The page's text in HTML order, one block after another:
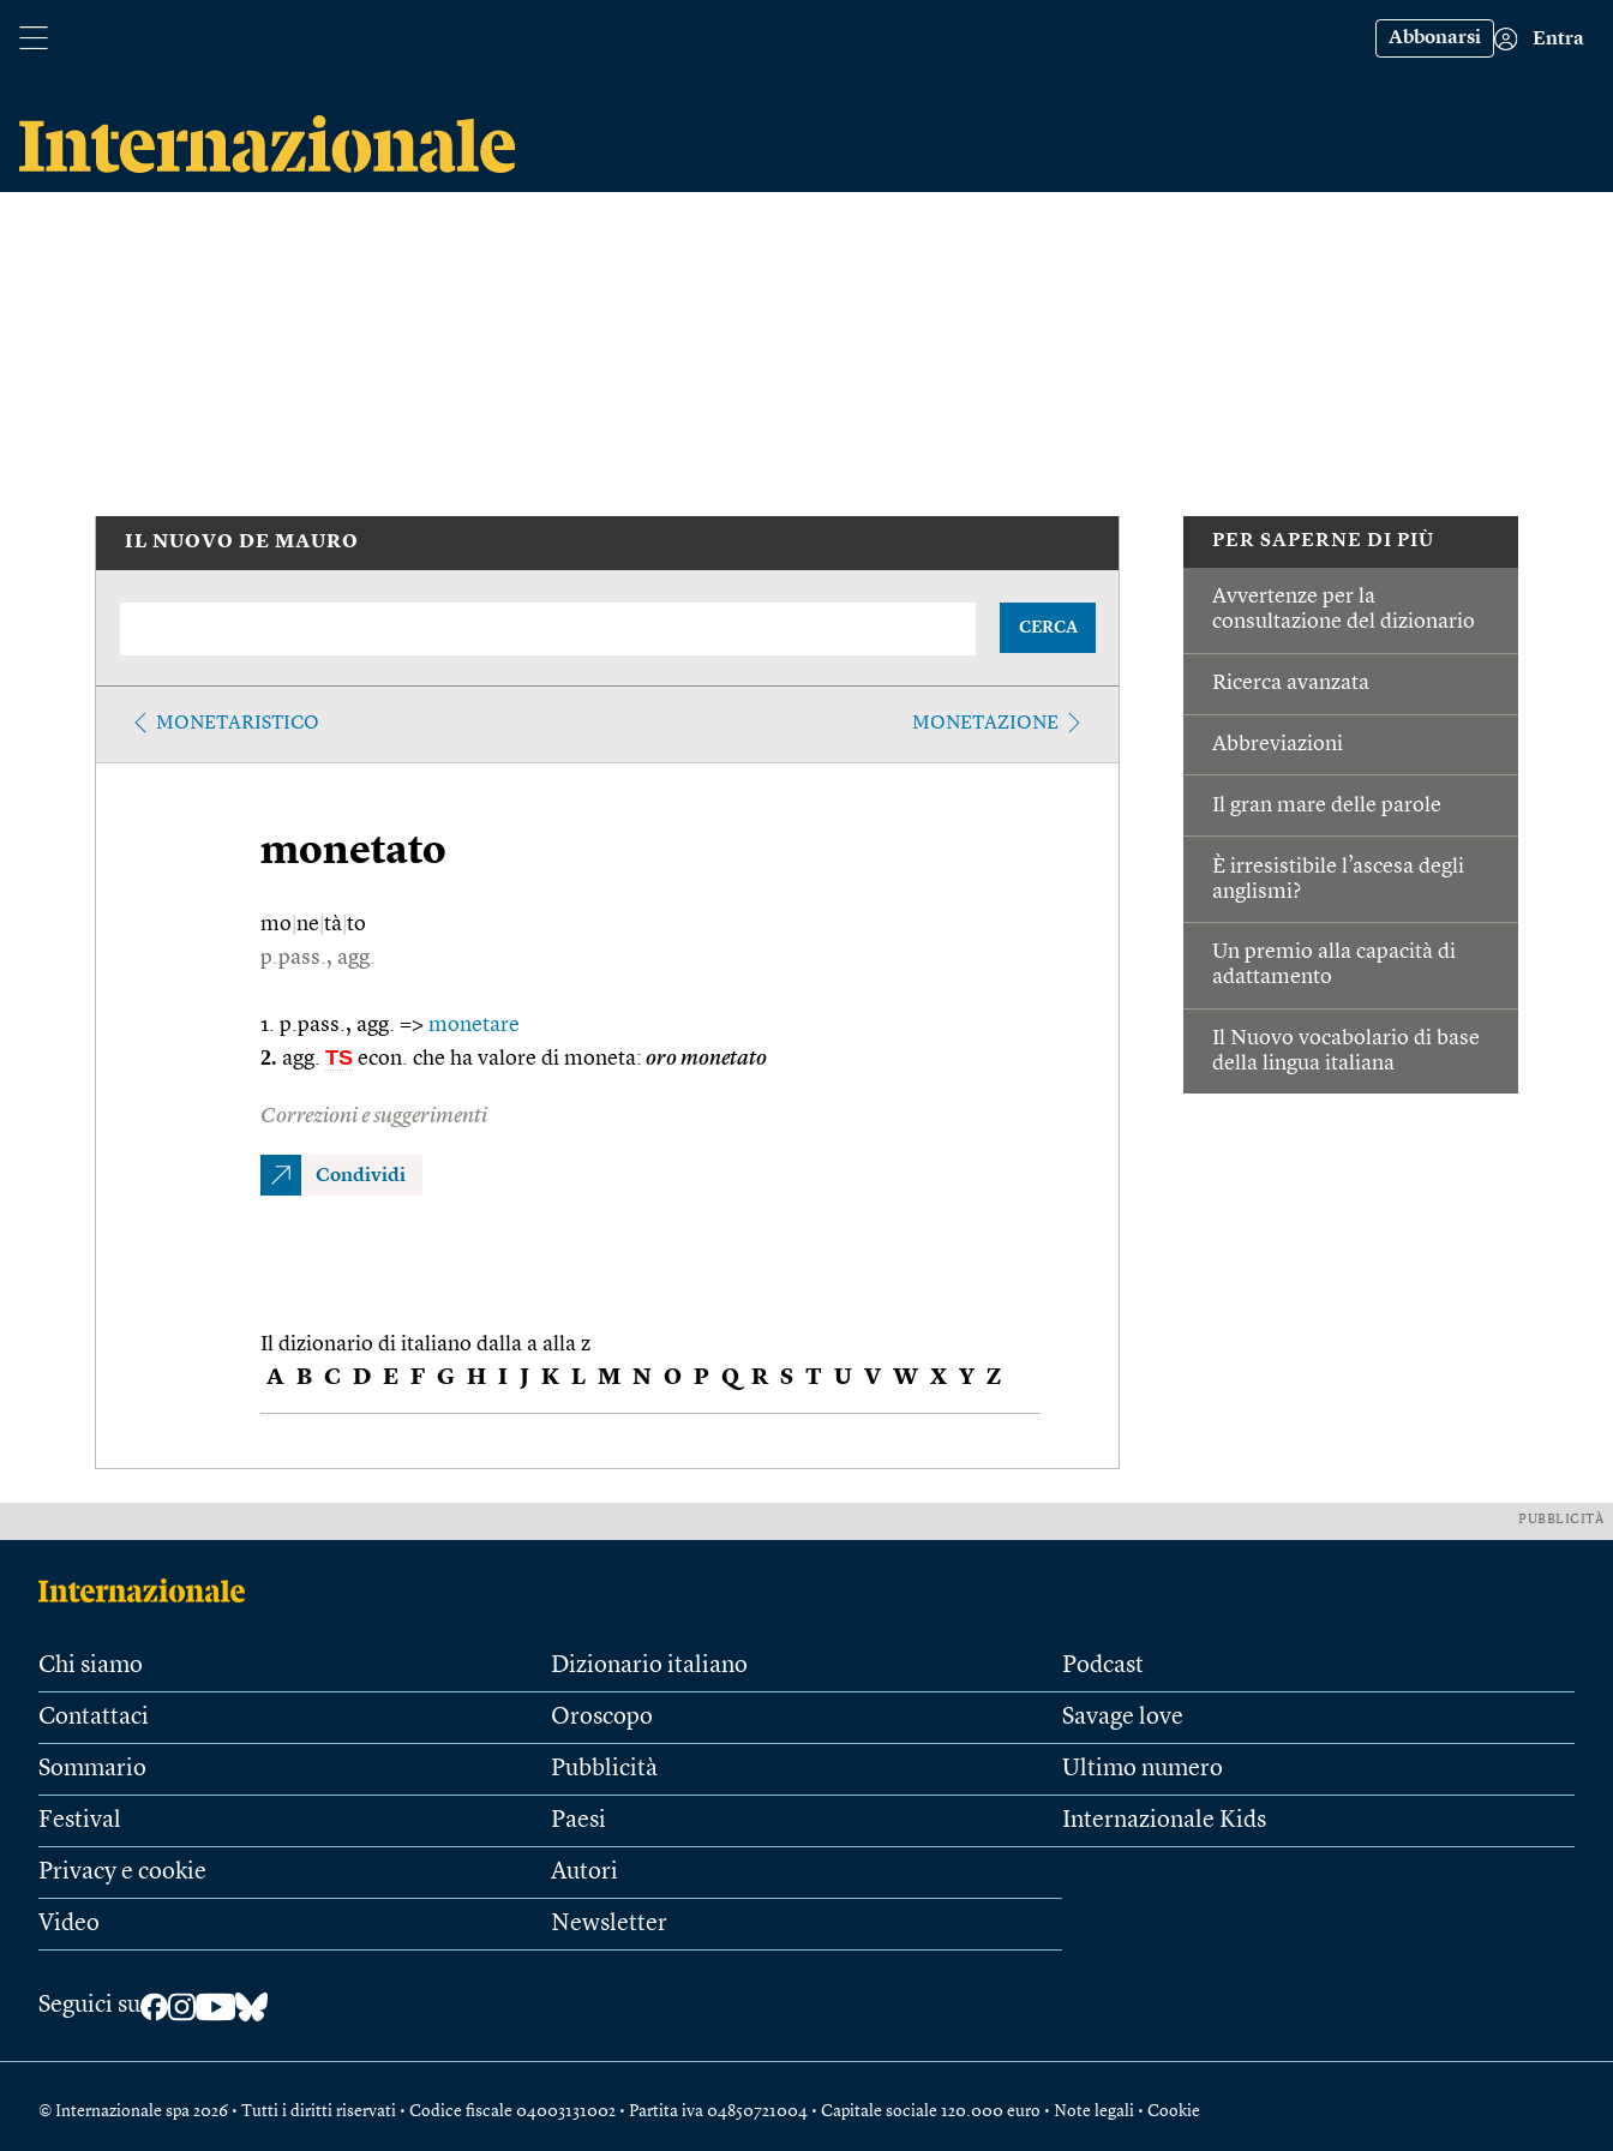
Abbonarsi Entra
PER SAPERNE DI PIÙ
Avvertenze per la
consultazione del dizionario
Ricerca avanzata
Abbreviazioni
Il gran mare delle parole
È irresistibile l’ascesa degli
anglismi?
Un premio alla capacità di
adattamento
Il Nuovo vocabolario di base
della lingua italiana
IL NUOVO DE MAURO
CERCA
MONETARISTICO MONETAZIONE
monetato
mo ne tà to
p.pass., agg.
1. p.pass., agg. => monetare
2. agg. TS econ. che ha valore di moneta: oro monetato
Correzioni e suggerimenti
Condividi
Il dizionario di italiano dalla a alla z
A B C D E F G H I J K L M N O P Q R S T U V W X Y Z
PUBBLICITÀ
Chi siamo
Contattaci
Sommario
Festival
Privacy e cookie
Video
Dizionario italiano
Oroscopo
Pubblicità
Paesi
Autori
Newsletter
Podcast
Savage love
Ultimo numero
Internazionale Kids
Seguici su
© Internazionale spa 2026 • Tutti i diritti riservati • Codice fiscale 04003131002 • Partita iva 04850721004 • Capitale sociale 120.000 euro • Note legali • Cookie